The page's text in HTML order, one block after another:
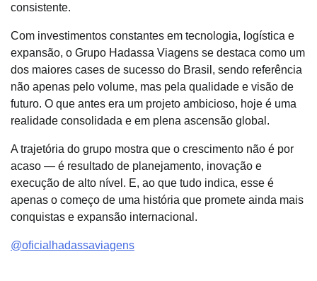
consistente.
Com investimentos constantes em tecnologia, logística e
expansão, o Grupo Hadassa Viagens se destaca como um
dos maiores cases de sucesso do Brasil, sendo referência
não apenas pelo volume, mas pela qualidade e visão de
futuro. O que antes era um projeto ambicioso, hoje é uma
realidade consolidada e em plena ascensão global.
A trajetória do grupo mostra que o crescimento não é por
acaso — é resultado de planejamento, inovação e
execução de alto nível. E, ao que tudo indica, esse é
apenas o começo de uma história que promete ainda mais
conquistas e expansão internacional.
@oficialhadassaviagens